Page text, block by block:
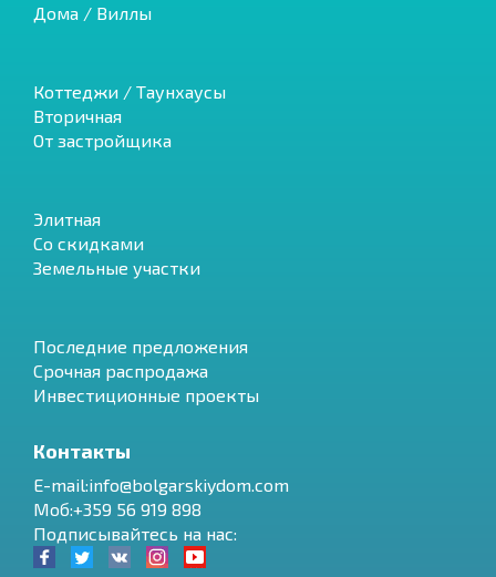
Дома / Виллы
Коттеджи / Таунхаусы
Вторичная
От застройщика
Элитная
Со скидками
Земельные участки
Последние предложения
Срочная распродажа
Инвестиционные проекты
Контакты
E-mail:info@bolgarskiydom.com
Моб:+359 56 919 898
Подписывайтесь на нас: